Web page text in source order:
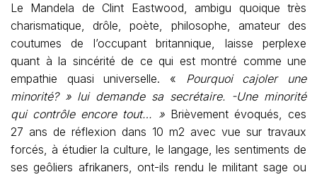
Le Mandela de Clint Eastwood, ambigu quoique très
charismatique, drôle, poète, philosophe, amateur des
coutumes de l’occupant britannique, laisse perplexe
quant à la sincérité de ce qui est montré comme une
empathie quasi universelle. « Pourquoi cajoler une
minorité? » lui demande sa secrétaire. -Une minorité
qui contrôle encore tout… »Brièvement évoqués, ces
27 ans de réflexion dans 10 m2 avec vue sur travaux
forcés, à étudier la culture, le langage, les sentiments de
ses geôliers afrikaners, ont-ils rendu le militant sage ou